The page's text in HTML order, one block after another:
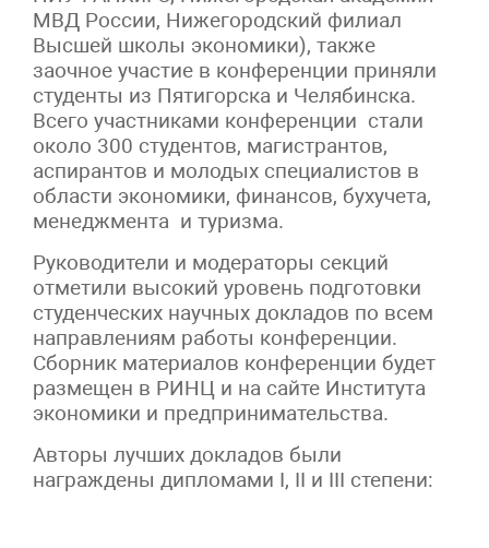
МВД России, Нижегородский филиал
Высшей школы экономики), также
заочное участие в конференции приняли
студенты из Пятигорска и Челябинска.
Всего участниками конференции стали
около 300 студентов, магистрантов,
аспирантов и молодых специалистов в
области экономики, финансов, бухучета,
менеджмента и туризма.
Руководители и модераторы секций
отметили высокий уровень подготовки
студенческих научных докладов по всем
направлениям работы конференции.
Сборник материалов конференции будет
размещен в РИНЦ и на сайте Института
экономики и предпринимательства.
Авторы лучших докладов были
награждены дипломами I, II и III степени: